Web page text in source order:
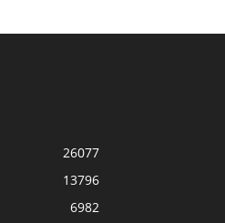
26077
13796
6982